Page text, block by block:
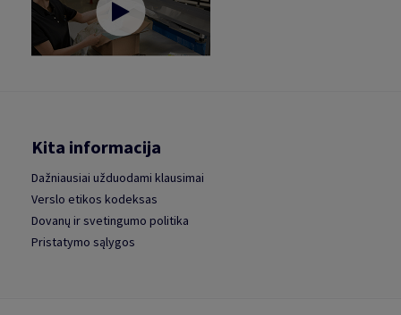
Kita informacija
Dažniausiai užduodami klausimai
Verslo etikos kodeksas
Dovanų ir svetingumo politika
Pristatymo sąlygos